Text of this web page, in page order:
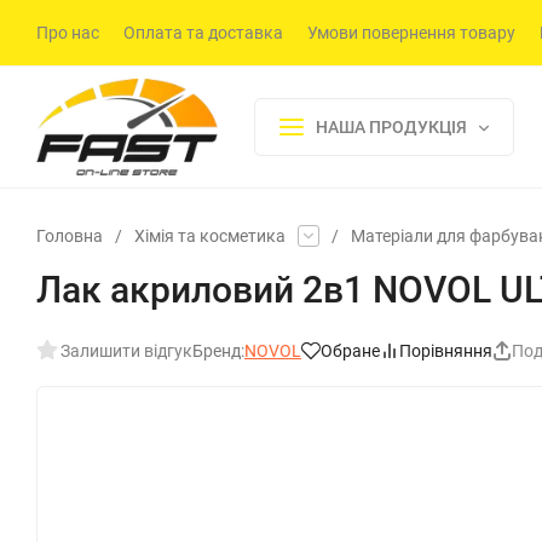
Про нас Оплата та доставка Умови повернення товару
НАША ПРОДУКЦІЯ
Головна / Хімія та косметика / Матеріали для
Лак акриловий 2в1 NOVOL
Залишити відгукБренд:NOVOL Обране Порівняння